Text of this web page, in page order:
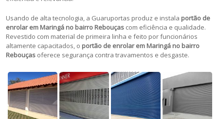
Usando de alta tecnologia, a Guaruportas produz e instala portão de
enrolar em Maringá no bairro Rebouças com eficiência e qualidade.
Revestido com material de primeira linha e feito por funcionários
altamente capacitados, o portão de enrolar em Maringá no bairro
Rebouças oferece segurança contra travamentos e desgaste.